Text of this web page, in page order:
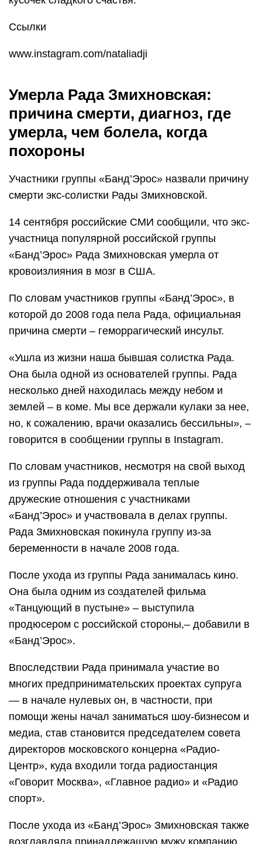
Ссылки
www.instagram.com/nataliadji
Умерла Рада Змихновская:
причина смерти, диагноз, где
умерла, чем болела, когда
похороны
Участники группы «Банд’Эрос» назвали причину
смерти экс-солистки Рады Змихновской.
14 сентября российские СМИ сообщили, что экс-
участница популярной российской группы
«Банд’Эрос» Рада Змихновская умерла от
кровоизлияния в мозг в США.
По словам участников группы «Банд’Эрос», в
которой до 2008 года пела Рада, официальная
причина смерти – геморрагический инсульт.
«Ушла из жизни наша бывшая солистка Рада.
Она была одной из основателей группы. Рада
несколько дней находилась между небом и
землей – в коме. Мы все держали кулаки за нее,
но, к сожалению, врачи оказались бессильны», –
говорится в сообщении группы в Instagram.
По словам участников, несмотря на свой выход
из группы Рада поддерживала теплые
дружеские отношения с участниками
«Банд’Эрос» и участвовала в делах группы.
Рада Змихновская покинула группу из-за
беременности в начале 2008 года.
После ухода из группы Рада занималась кино.
Она была одним из создателей фильма
«Танцующий в пустыне» – выступила
продюсером с российской стороны,– добавили в
«Банд’Эрос».
Впоследствии Рада принимала участие во
многих предпринимательских проектах супруга
— в начале нулевых он, в частности, при
помощи жены начал заниматься шоу-бизнесом и
медиа, став становится председателем совета
директоров московского концерна «Радио-
Центр», куда входили тогда радиостанция
«Говорит Москва», «Главное радио» и «Радио
спорт».
После ухода из «Банд’Эрос» Змихновская также
возглавляла принадлежащую мужу компанию